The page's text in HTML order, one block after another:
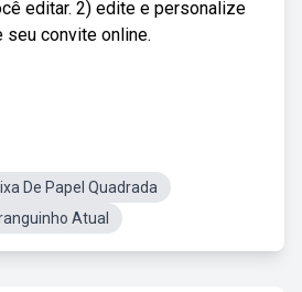
editar. 2) edite e personalize
convite online.
De Papel Quadrada
Atual